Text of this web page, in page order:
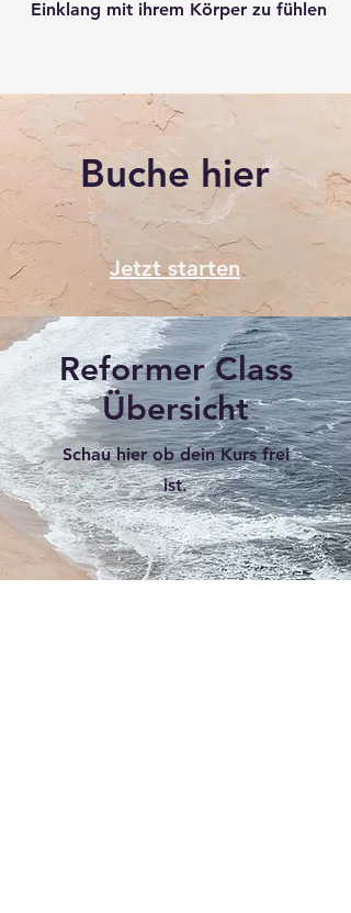
Einklang mit ihrem Körper zu fühlen
Buche hier
Jetzt starten
Reformer Class
Übersicht
Schau hier ob dein Kurs frei
ist.